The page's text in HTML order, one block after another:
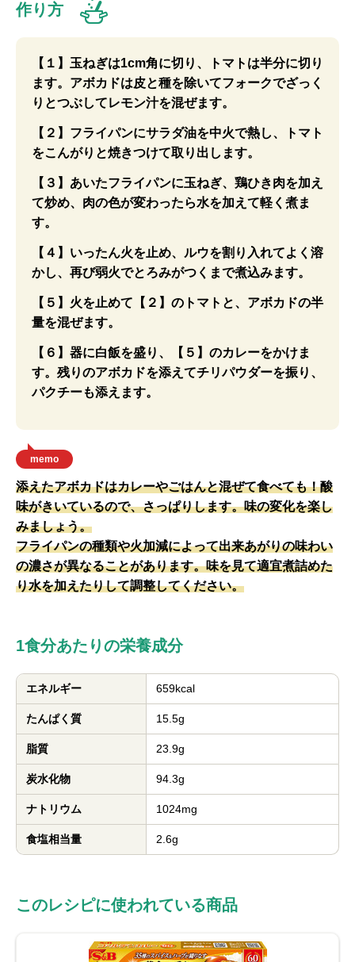
作り方
【１】玉ねぎは1cm角に切り、トマトは半分に切り
ます。アボカドは皮と種を除いてフォークでざっく
りとつぶしてレモン汁を混ぜます。
【２】フライパンにサラダ油を中火で熱し、トマト
をこんがりと焼きつけて取り出します。
【３】あいたフライパンに玉ねぎ、鶏ひき肉を加え
て炒め、肉の色が変わったら水を加えて軽く煮ま
す。
【４】いったん火を止め、ルウを割り入れてよく溶
かし、再び弱火でとろみがつくまで煮込みます。
【５】火を止めて【２】のトマトと、アボカドの半
量を混ぜます。
【６】器に白飯を盛り、【５】のカレーをかけま
す。残りのアボカドを添えてチリパウダーを振り、
パクチーも添えます。
memo
添えたアボカドはカレーやごはんと混ぜて食べても！酸
味がきいているので、さっぱりします。味の変化を楽し
みましょう。
フライパンの種類や火加減によって出来あがりの味わい
の濃さが異なることがあります。味を見て適宜煮詰めた
り水を加えたりして調整してください。
1食分あたりの栄養成分
エネルギー 659kcal
たんぱく質 15.5g
脂質 23.9g
炭水化物 94.3g
ナトリウム 1024mg
食塩相当量 2.6g
このレシピに使われている商品